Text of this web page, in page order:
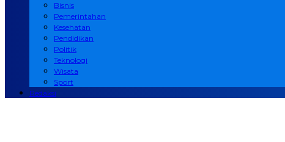
Bisnis
Pemerintahan
Kesehatan
Pendidikan
Politik
Teknologi
Wisata
Sport
Redaksi